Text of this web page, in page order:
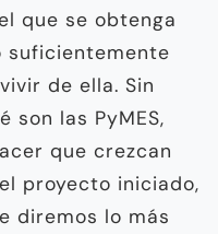
que se obtenga
suficientemente
de ella. Sin
son las PyMES,
que crezcan
proyecto iniciado,
diremos lo más